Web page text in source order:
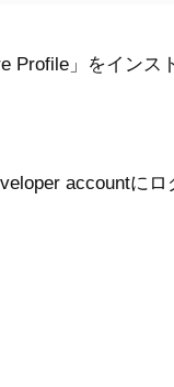
Profile」をイン
accountにロ